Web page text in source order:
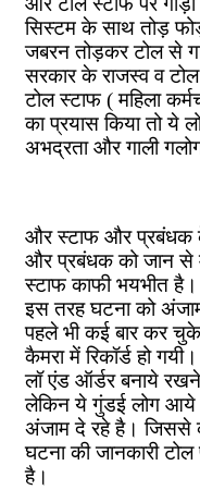
सिस्टम के साथ तोड़
जबरन तोड़कर टोल से
सरकार के राजस्व व
टोल स्टाफ ( महिला
का प्रयास किया तो ये
अभद्रता और गाली
और स्टाफ और प्रबंधक
और प्रबंधक को जान से
स्टाफ काफी भयभीत
इस तरह घटना को
पहले भी कई बार कर चुके
कैमरा में रिकॉर्ड हो
लॉ एंड ऑर्डर बनाये
लेकिन ये गुंडई लोग आये
अंजाम दे रहे है। जिससे
घटना की जानकारी
है।